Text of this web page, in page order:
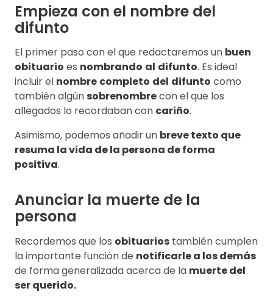
Empieza con el nombre del
difunto
El primer paso con el que redactaremos un buen
obituario es nombrando al difunto. Es ideal
incluir el nombre completo del difunto como
también algún sobrenombrecon el que los
allegados lo recordaban con cariño.
Asimismo, podemos añadir un breve texto que
resuma la vida de la persona de forma
positiva.
Anunciar la muerte de la
persona
Recordemos que los obituarios también cumplen
la importante función de notificarle a los demás
de forma generalizada acerca de la muerte del
ser querido.